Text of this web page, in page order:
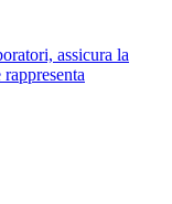
assicura la